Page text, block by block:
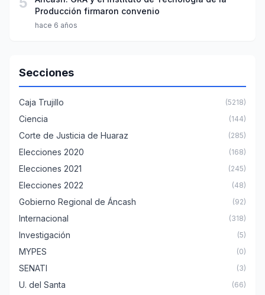
Producción firmaron convenio
hace 6 años
Secciones
Caja Trujillo (5218)
Ciencia (144)
Corte de Justicia de Huaraz (285)
Elecciones 2020 (168)
Elecciones 2021 (245)
Elecciones 2022 (48)
Gobierno Regional de Áncash (92)
Internacional (318)
Investigación (5)
MYPES (0)
SENATI (3)
U. del Santa (66)